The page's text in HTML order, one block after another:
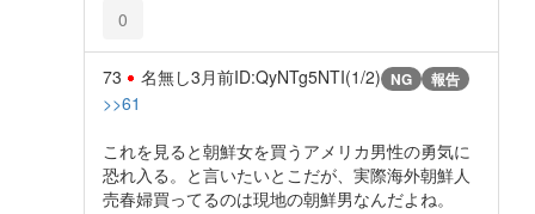
0
73 名無し3月前ID:QyNTg5NTI(1/2) NG 報告
>>61
これを見ると朝鮮女を買うアメリカ男性の勇気に
恐れ入る。と言いたいとこだが、実際海外朝鮮人
売春婦買ってるのは現地の朝鮮男なんだよね。